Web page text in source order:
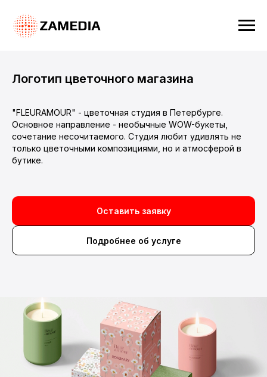
Логотип цветочного магазина
"FLEURAMOUR" - цветочная студия в Петербурге.
Основное направление - необычные WOW-букеты,
сочетание несочитаемого. Студия любит удивлять не
только цветочными композициями, но и атмосферой в
бутике.
Оставить заявку
Подробнее об услуге